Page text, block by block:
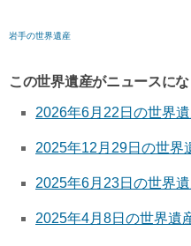
岩手の世界遺産
この世界遺産がニュースにな
2026年6月22日の世界
2025年12月29日の世界
2025年6月23日の世界
2025年4月8日の世界遺